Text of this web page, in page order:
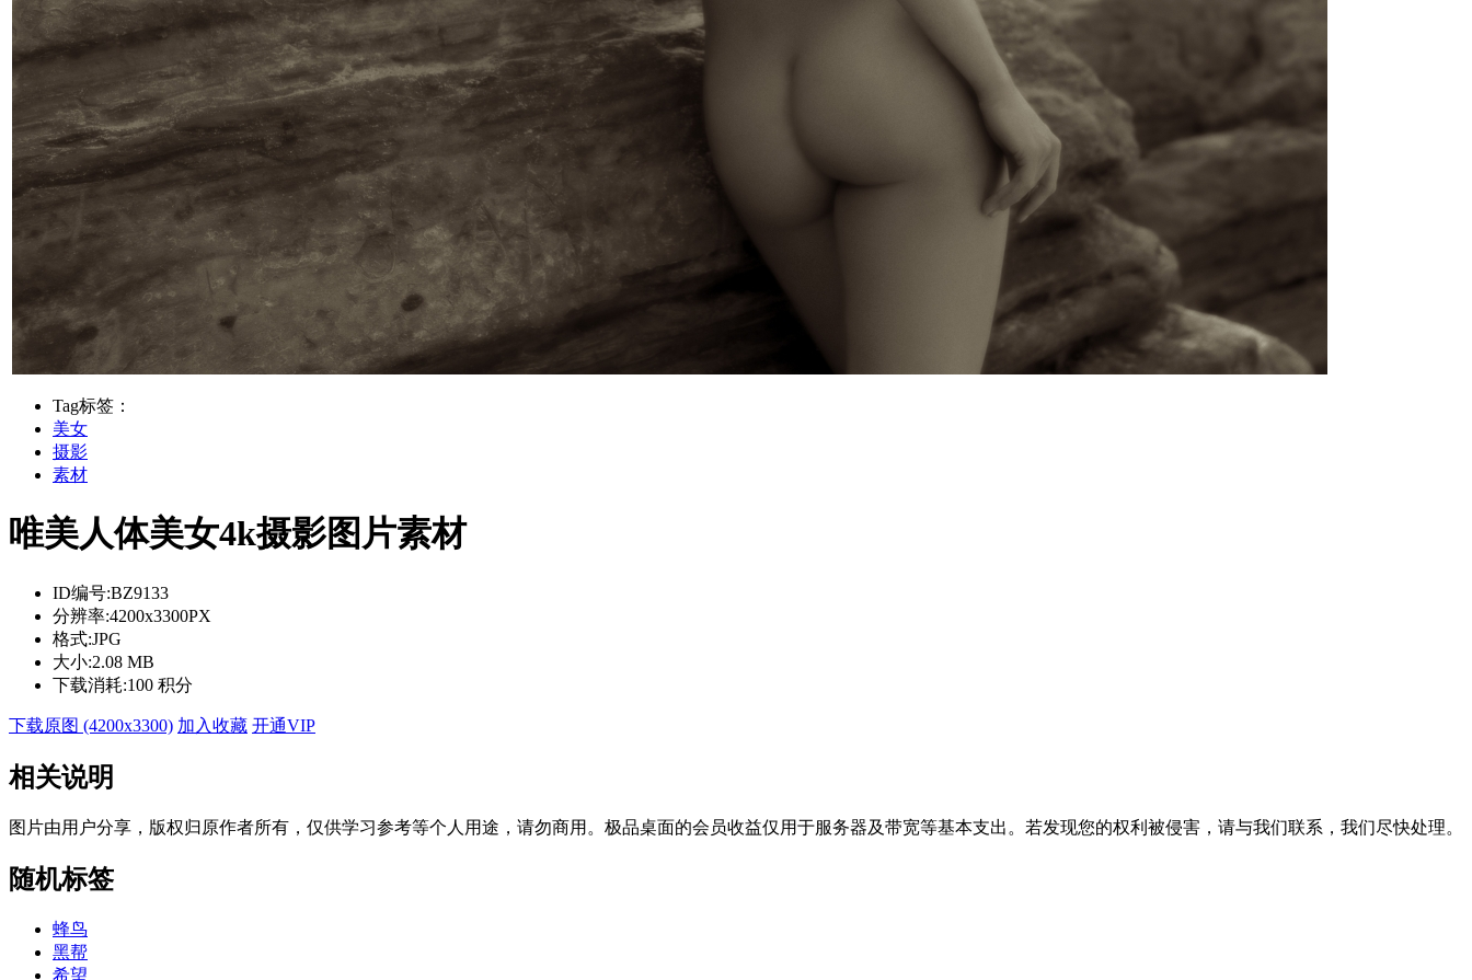
Tag标签：
美女
摄影
素材
唯美人体美女4k摄影图片素材
ID编号:BZ9133
分辨率:4200x3300PX
格式:JPG
大小:2.08 MB
下载消耗:100 积分
下载原图 (4200x3300) 加入收藏 开通VIP
相关说明
图片由用户分享，版权归原作者所有，仅供学习参考等个人用途，请勿商用。极品桌面的会员收益仅用于服务器及带宽等基本支出。若发现您的权利被侵害，请与我们联系，我们尽快处理。
随机标签
蜂鸟
黑帮
希望